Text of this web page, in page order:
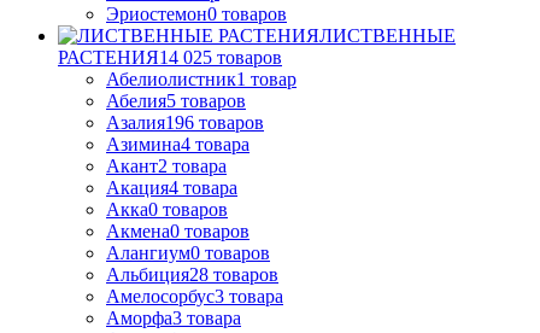
Эриостемон0 товаров
ЛИСТВЕННЫЕ
РАСТЕНИЯ14 025 товаров
Абелиолистник1 товар
Абелия5 товаров
Азалия196 товаров
Азимина4 товара
Акант2 товара
Акация4 товара
Акка0 товаров
Акмена0 товаров
Алангиум0 товаров
Альбиция28 товаров
Амелосорбус3 товара
Аморфа3 товара